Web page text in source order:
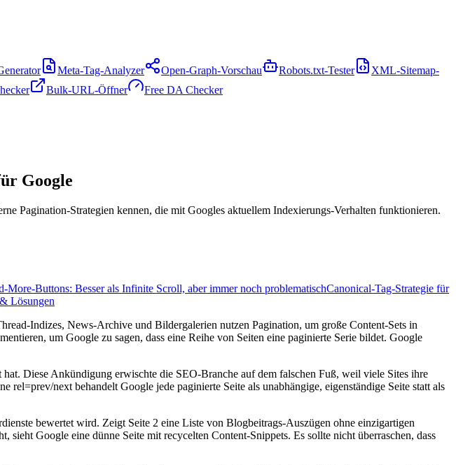
Meta-Tag-Analyzer Open-Graph-Vorschau Robots.txt-Tester
XML-Sitemap-
Bulk-URL-Öffner
Free DA Checker
Google
Pagination-Strategien kennen, die mit Googles aktuellem Indexierungs-Verhalten funktionieren.
More-Buttons: Besser als Infinite Scroll, aber immer noch problematischCanonical-Tag-Strategie für
Lösungen
Indizes, News-Archive und Bildergalerien nutzen Pagination, um große Content-Sets in
um Google zu sagen, dass eine Reihe von Seiten eine paginierte Serie bildet. Google
Diese Ankündigung erwischte die SEO-Branche auf dem falschen Fuß, weil viele Sites ihre
next behandelt Google jede paginierte Seite als unabhängige, eigenständige Seite statt als
bewertet wird. Zeigt Seite 2 eine Liste von Blogbeitrags-Auszügen ohne einzigartigen
Google eine dünne Seite mit recycelten Content-Snippets. Es sollte nicht überraschen, dass